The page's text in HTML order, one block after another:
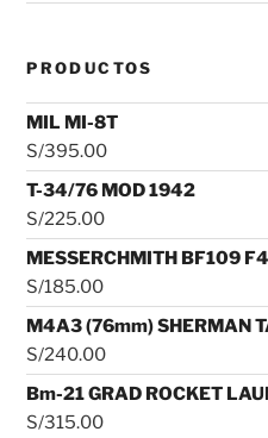
PRODUCTOS
MIL MI-8T
S/395.00
T-34/76 MOD 1942
S/225.00
MESSERCHMITH BF109 F4
S/185.00
M4A3 (76mm) SHERMAN
S/240.00
Bm-21 GRAD ROCKET
S/315.00